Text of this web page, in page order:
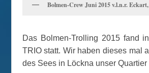
Bolmen-Crew Juni 2015 v.l.n.r.
Das Bolmen-Trolling 2015 fand
TRIO statt. Wir haben dieses mal
des Sees in Löckna unser